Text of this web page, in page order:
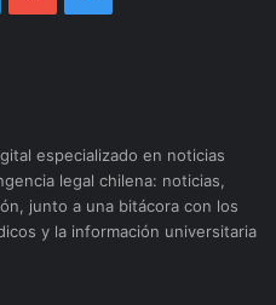
especializado en noticias
legal chilena: noticias,
junto a una bitácora con los
y la información universitaria